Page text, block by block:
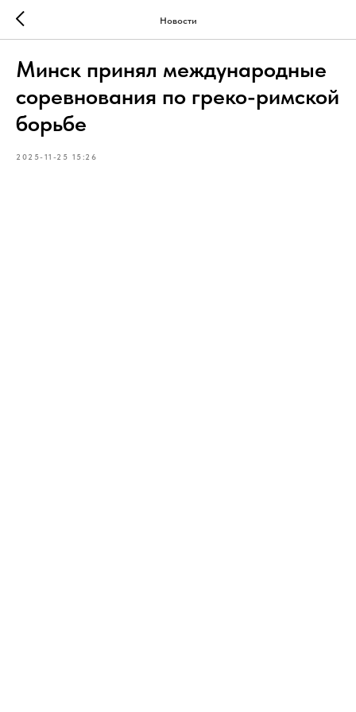
Новости
Минск принял международные
соревнования по греко-римской
борьбе
2025-11-25 15:26